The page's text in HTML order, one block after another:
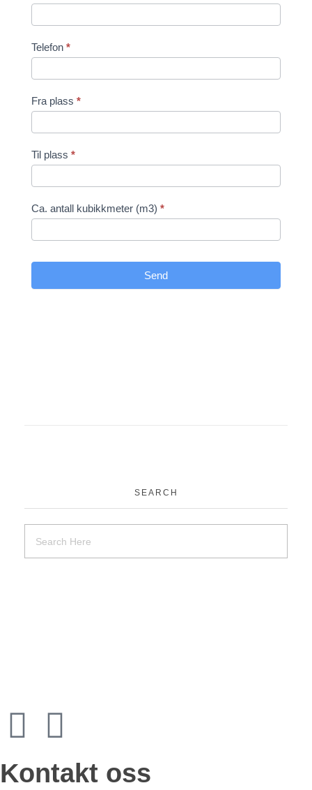
Telefon *
Fra plass *
Til plass *
Ca. antall kubikkmeter (m3) *
Send
SEARCH
Kontakt oss